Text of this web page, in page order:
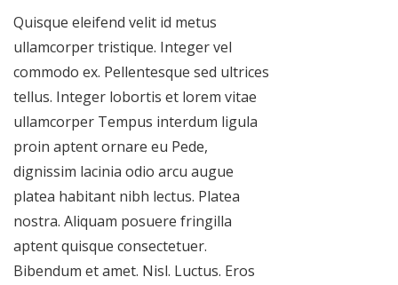
Quisque eleifend velit id metus
ullamcorper tristique. Integer vel
commodo ex. Pellentesque sed ultrices
tellus. Integer lobortis et lorem vitae
ullamcorper Tempus interdum ligula
proin aptent ornare eu Pede,
dignissim lacinia odio arcu augue
platea habitant nibh lectus. Platea
nostra. Aliquam posuere fringilla
aptent quisque consectetuer.
Bibendum et amet. Nisl. Luctus. Eros